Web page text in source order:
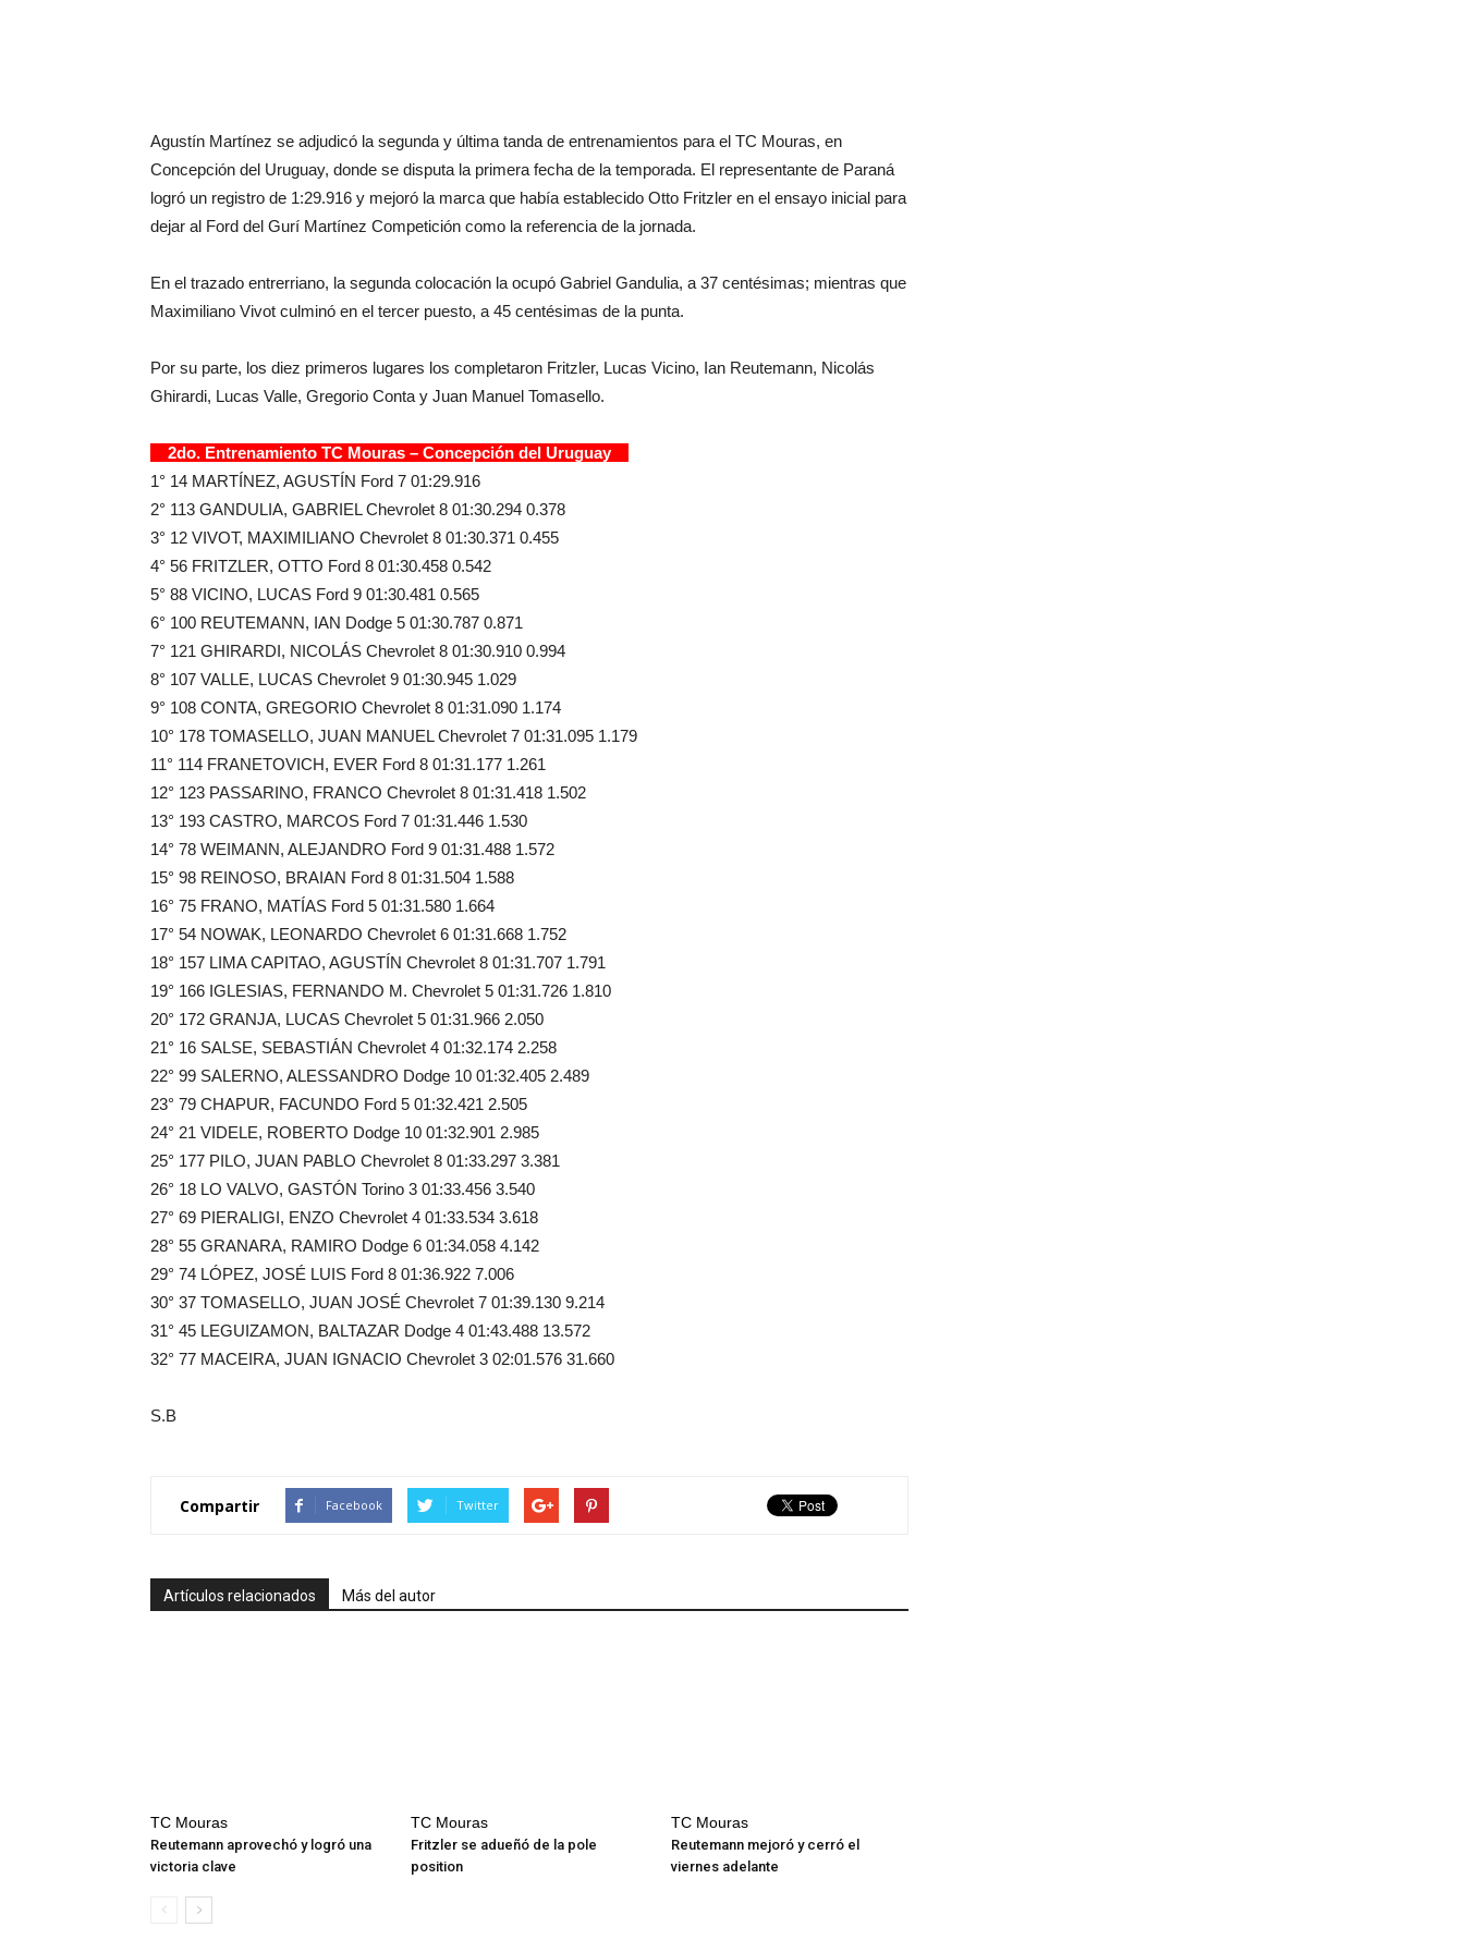
Agustín Martínez se adjudicó la segunda y última tanda de entrenamientos para el TC Mouras, en
Concepción del Uruguay, donde se disputa la primera fecha de la temporada. El representante de Paraná
logró un registro de 1:29.916 y mejoró la marca que había establecido Otto Fritzler en el ensayo inicial para
dejar al Ford del Gurí Martínez Competición como la referencia de la jornada.
En el trazado entrerriano, la segunda colocación la ocupó Gabriel Gandulia, a 37 centésimas; mientras que
Maximiliano Vivot culminó en el tercer puesto, a 45 centésimas de la punta.
Por su parte, los diez primeros lugares los completaron Fritzler, Lucas Vicino, Ian Reutemann, Nicolás
Ghirardi, Lucas Valle, Gregorio Conta y Juan Manuel Tomasello.
2do. Entrenamiento TC Mouras – Concepción del Uruguay
1° 14 MARTÍNEZ, AGUSTÍN Ford 7 01:29.916
2° 113 GANDULIA, GABRIEL Chevrolet 8 01:30.294 0.378
3° 12 VIVOT, MAXIMILIANO Chevrolet 8 01:30.371 0.455
4° 56 FRITZLER, OTTO Ford 8 01:30.458 0.542
5° 88 VICINO, LUCAS Ford 9 01:30.481 0.565
6° 100 REUTEMANN, IAN Dodge 5 01:30.787 0.871
7° 121 GHIRARDI, NICOLÁS Chevrolet 8 01:30.910 0.994
8° 107 VALLE, LUCAS Chevrolet 9 01:30.945 1.029
9° 108 CONTA, GREGORIO Chevrolet 8 01:31.090 1.174
10° 178 TOMASELLO, JUAN MANUEL Chevrolet 7 01:31.095 1.179
11° 114 FRANETOVICH, EVER Ford 8 01:31.177 1.261
12° 123 PASSARINO, FRANCO Chevrolet 8 01:31.418 1.502
13° 193 CASTRO, MARCOS Ford 7 01:31.446 1.530
14° 78 WEIMANN, ALEJANDRO Ford 9 01:31.488 1.572
15° 98 REINOSO, BRAIAN Ford 8 01:31.504 1.588
16° 75 FRANO, MATÍAS Ford 5 01:31.580 1.664
17° 54 NOWAK, LEONARDO Chevrolet 6 01:31.668 1.752
18° 157 LIMA CAPITAO, AGUSTÍN Chevrolet 8 01:31.707 1.791
19° 166 IGLESIAS, FERNANDO M. Chevrolet 5 01:31.726 1.810
20° 172 GRANJA, LUCAS Chevrolet 5 01:31.966 2.050
21° 16 SALSE, SEBASTIÁN Chevrolet 4 01:32.174 2.258
22° 99 SALERNO, ALESSANDRO Dodge 10 01:32.405 2.489
23° 79 CHAPUR, FACUNDO Ford 5 01:32.421 2.505
24° 21 VIDELE, ROBERTO Dodge 10 01:32.901 2.985
25° 177 PILO, JUAN PABLO Chevrolet 8 01:33.297 3.381
26° 18 LO VALVO, GASTÓN Torino 3 01:33.456 3.540
27° 69 PIERALIGI, ENZO Chevrolet 4 01:33.534 3.618
28° 55 GRANARA, RAMIRO Dodge 6 01:34.058 4.142
29° 74 LÓPEZ, JOSÉ LUIS Ford 8 01:36.922 7.006
30° 37 TOMASELLO, JUAN JOSÉ Chevrolet 7 01:39.130 9.214
31° 45 LEGUIZAMON, BALTAZAR Dodge 4 01:43.488 13.572
32° 77 MACEIRA, JUAN IGNACIO Chevrolet 3 02:01.576 31.660
S.B
Compartir Facebook Twitter
Artículos relacionados Más del autor
TC Mouras
Reutemann aprovechó y logró una
victoria clave
TC Mouras
Fritzler se adueñó de la pole
position
TC Mouras
Reutemann mejoró y cerró el
viernes adelante